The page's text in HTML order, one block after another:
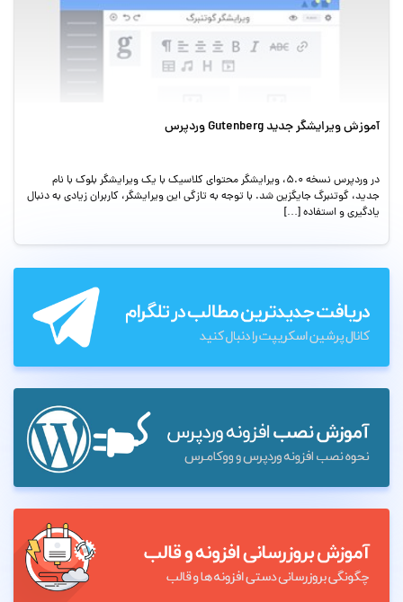
آموزش ویرایشگر جدید Gutenberg وردپرس
در وردپرس نسخه ۵.۰، ویرایشگر محتوای کلاسیک با یک ویرایشگر بلوک با نام
جدید، گوتنبرگ جایگزین شد. با توجه به تازگی این ویرایشگر، کاربران زیادی به دنبال
یادگیری و استفاده […]